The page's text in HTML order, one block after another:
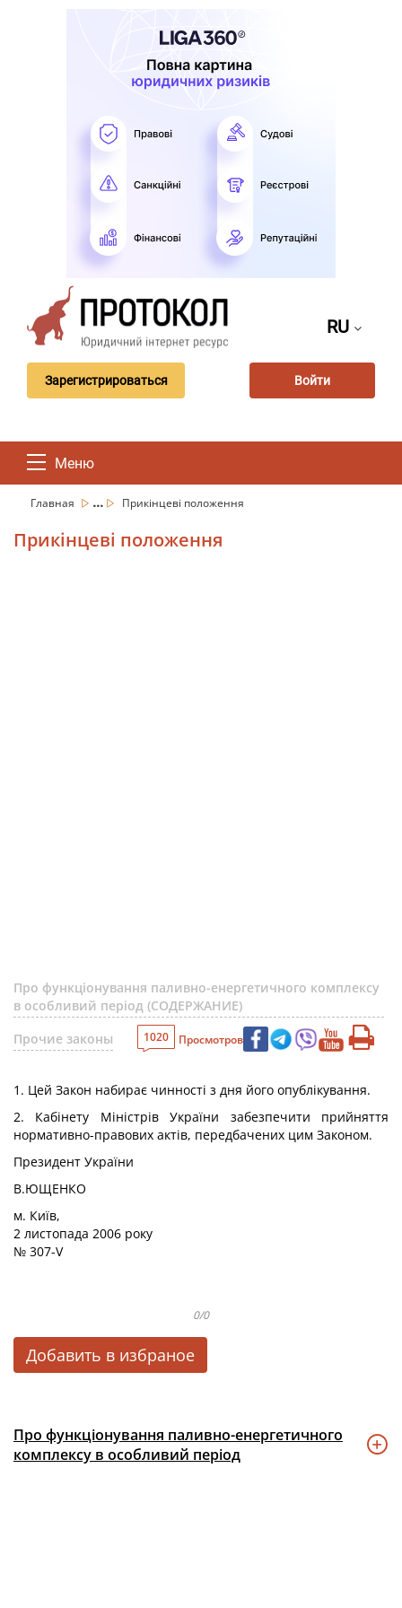
RU
Зарегистрироваться Войти
Меню
Главная ... Прикінцеві положення
Прикінцеві положення
Про функціонування паливно-енергетичного комплексу
в особливий період (СОДЕРЖАНИЕ)
Прочие законы
1020 Просмотров
1. Цей Закон набирає чинності з дня його опублікування.
2. Кабінету Міністрів України забезпечити прийняття
нормативно-правових актів, передбачених цим Законом.
Президент України
В.ЮЩЕНКО
м. Київ,
2 листопада 2006 року
№ 307-V
0/0
Добавить в избраное
Про функціонування паливно-енергетичного
комплексу в особливий період